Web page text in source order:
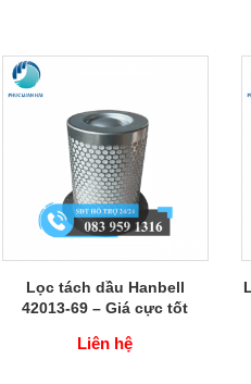
Lọc tách dầu Hanbell
42013-69 – Giá cực tốt
Liên hệ